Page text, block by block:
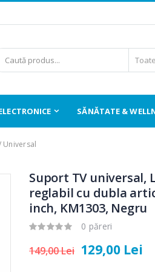
SĂNĂTATE &
Universal
Suport TV universal,
reglabil cu dubla
inch, KM1303, Negru
0 păreri
149,00 Lei 129,00 Lei